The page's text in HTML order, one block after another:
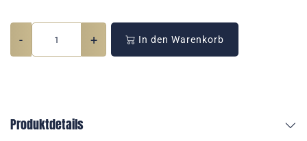
- + In den Warenkorb
Produktdetails